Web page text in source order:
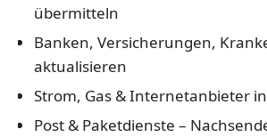
übermitteln
Banken, Versicherungen,
aktualisieren
Strom, Gas & Internetanbieter
Post & Paketdienste –